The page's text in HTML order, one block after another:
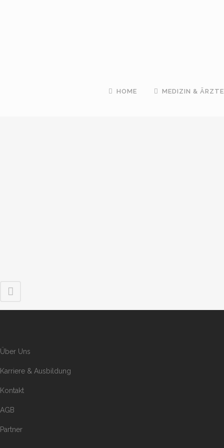
HOME MEDIZIN & ÄRZTE
Über Uns
Karriere & Ausbildung
Kontakt
AGB
Partner